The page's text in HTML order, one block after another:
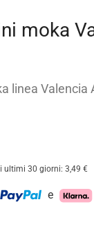
moka
linea
ultimi 30 giorni: 3,49 €
e